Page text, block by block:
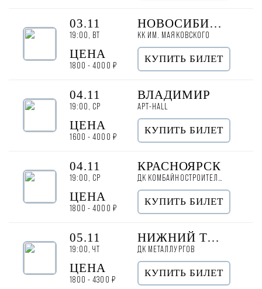
03.11
19:00, ВТ
НОВОСИБИРСК
КК ИМ. МАЯКОВСКОГО
ЦЕНА
1800 - 4000 ₽
КУПИТЬ БИЛЕТ
04.11
19:00, СР
ВЛАДИМИР
АРТ-HALL
ЦЕНА
1600 - 4000 ₽
КУПИТЬ БИЛЕТ
04.11
19:00, СР
КРАСНОЯРСК
ДК КОМБАЙНОСТРОИТЕЛЕЙ
ЦЕНА
1800 - 4000 ₽
КУПИТЬ БИЛЕТ
05.11
19:00, ЧТ
НИЖНИЙ ТАГИЛ
ДК МЕТАЛЛУРГОВ
ЦЕНА
1800 - 4300 ₽
КУПИТЬ БИЛЕТ